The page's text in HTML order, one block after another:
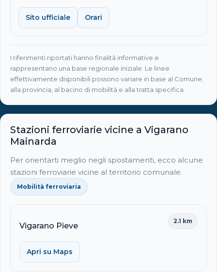
Sito ufficiale Orari
I riferimenti riportati hanno finalità informative e
rappresentano una base regionale iniziale. Le linee
effettivamente disponibili possono variare in base al Comune,
alla provincia, al bacino di mobilità e alla tratta specifica.
Stazioni ferroviarie vicine a Vigarano
Mainarda
Per orientarti meglio negli spostamenti, ecco alcune
stazioni ferroviarie vicine al territorio comunale.
Mobilità ferroviaria
Vigarano Pieve
2.1 km
Apri su Maps